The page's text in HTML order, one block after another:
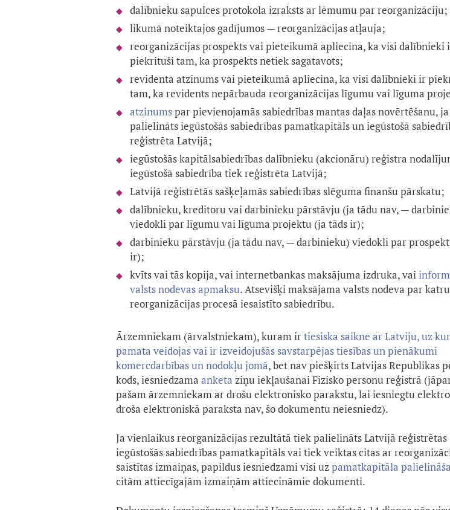
dalībnieku sapulces protokola izraksts ar lēmumu par reorganizāciju;
likumā noteiktajos gadījumos — reorganizācijas atļauja;
reorganizācijas prospekts vai pieteikumā apliecina, ka visi dalībnieki
piekrituši tam, ka prospekts netiek sagatavots;
revidenta atzinums vai pieteikumā apliecina, ka visi dalībnieki ir
tam, ka revidents nepārbauda reorganizācijas līgumu vai līguma
atzinumspar pievienojamās sabiedrības mantas daļas novērtēšanu,
palielināts iegūstošās sabiedrības pamatkapitāls un iegūstošā
reģistrēta Latvijā;
iegūstošās kapitālsabiedrības dalībnieku (akcionāru) reģistra
iegūstošā sabiedrība tiek reģistrēta Latvijā;
Latvijā reģistrētās sašķeļamās sabiedrības slēguma finanšu pārskatu;
dalībnieku, kreditoru vai darbinieku pārstāvju (ja tādu nav, —
viedokli par līgumu vai līguma projektu (ja tāds ir);
darbinieku pārstāvju (ja tādu nav, — darbinieku) viedokli par
ir);
kvīts vai tās kopija, vai internetbankas maksājuma izdruka, vai
valsts nodevas apmaksu. Atsevišķi maksājama valsts nodeva par katru
reorganizācijas procesā iesaistīto sabiedrību.
Ārzemniekam (ārvalstniekam), kuram irtiesiska saikne ar Latviju, uz
pamata veidojas vai ir izveidojušās savstarpējas tiesības un pienākumi
komercdarbības un nodokļu jomā, bet nav piešķirts Latvijas Republikas
kods, iesniedzama anketa ziņu iekļaušanai Fizisko personu reģistrā
pašam ārzemniekam ar drošu elektronisko parakstu, lai iesniegtu
droša elektroniskā paraksta nav, šo dokumentu neiesniedz).
Ja vienlaikus reorganizācijas rezultātā tiek palielināts Latvijā reģistrētas
iegūstošās sabiedrības pamatkapitāls vai tiek veiktas citas ar
saistītas izmaiņas, papildus iesniedzami visi uzpamatkapitāla
citām attiecīgajām izmaiņām attiecināmie dokumenti.